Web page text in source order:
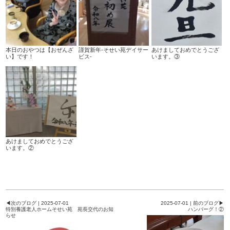
本日のおやつは【おぜんざ
い】です！
謹賀新年-そせい苑デイサー
ビス-
あけましておめでとうござ
います。③
あけましておめでとうござ
います。②
◀次のブログ | 2025-07-01
特別養護老人ホームそせい苑 苑長交代のお知
らせ
2025-07-01 | 前のブログ▶
ハンバーグ！②